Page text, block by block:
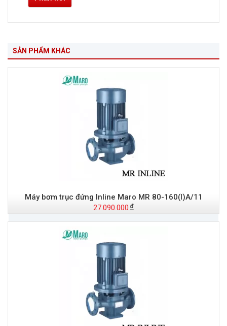
SẢN PHẨM KHÁC
Máy bơm trục đứng Inline Maro MR 80-160(I)A/11
27.090.000